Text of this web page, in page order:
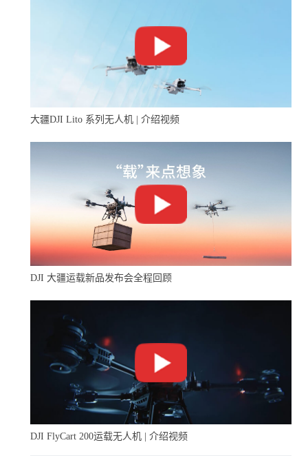
国际客户对X-Chimera产生浓厚兴趣
纯电动大展弦比无人机平台“X-Swift”融合了固定翼与多旋
翼无人机的特有优势，能有效执行复杂条件下的作战任
国红点工业设计大奖，用实力打造出新的“中国名片”。
2016范堡罗国际航展、2017阿斯塔纳世界博览会、2017巴
黎国际航展……多个世界级舞台的非凡展示，傲势代表着
中国高端“智”造和先进无人机系统技术同世界对话，足迹
遍布亚洲、欧洲、南美洲和非洲。从国内走向国际，傲势
闪耀光芒的背后是卓越的研发实力与成熟的研制体系支
“X”系列无人机系统成为行业新名片
傲势自主研发的无人机系统及无人机协同设计、仿真工具
链均处行业领先水平，持续为国内外能源、环保、安防等
领域行业级用户提供着强有力的技术支撑。
大疆DJI Lito 系列无人机 | 介绍视频
DJI 大疆运载新品发布会全程回顾
DJI FlyCart 200运载无人机 | 介绍视频